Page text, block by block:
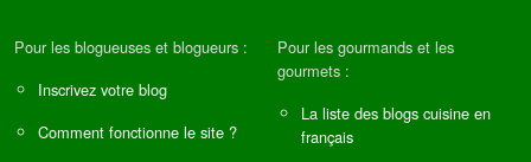
Pour les blogueuses et blogueurs :
Inscrivez votre blog
Comment fonctionne le site ?
Pour les gourmands et les
gourmets :
La liste des blogs cuisine en
français